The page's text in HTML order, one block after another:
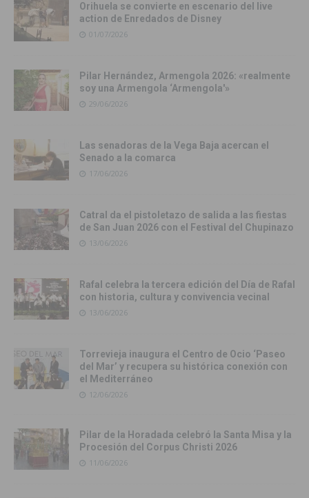
Orihuela se convierte en escenario del live
action de Enredados de Disney
01/07/2026
Pilar Hernández, Armengola 2026: «realmente
soy una Armengola ‘Armengola'»
29/06/2026
Las senadoras de la Vega Baja acercan el
Senado a la comarca
17/06/2026
Catral da el pistoletazo de salida a las fiestas
de San Juan 2026 con el Festival del Chupinazo
13/06/2026
Rafal celebra la tercera edición del Día de Rafal
con historia, cultura y convivencia vecinal
13/06/2026
Torrevieja inaugura el Centro de Ocio ‘Paseo
del Mar’ y recupera su histórica conexión con
el Mediterráneo
12/06/2026
Pilar de la Horadada celebró la Santa Misa y la
Procesión del Corpus Christi 2026
11/06/2026